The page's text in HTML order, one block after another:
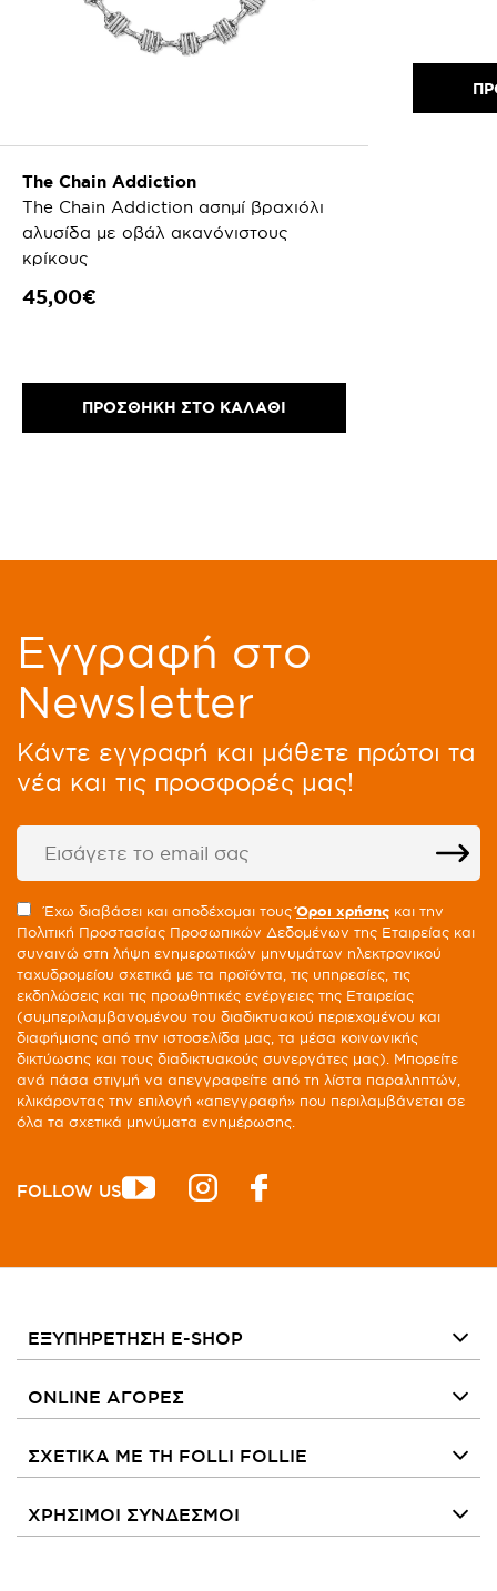
The Chain Addiction
The Chain Addiction ασημί βραχιόλι
αλυσίδα με οβάλ ακανόνιστους
κρίκους
45,00€
ΠΡΟΣΘΗΚΗ ΣΤΟ ΚΑΛΑΘΙ
Eγγραφή στο
Newsletter
Kάντε εγγραφή και μάθετε πρώτοι τα
νέα και τις προσφορές μας!
Έχω διαβάσει και αποδέχομαι τουςΌροι χρήσης και την
Πολιτική Προστασίας Προσωπικών Δεδομένων της Εταιρείας και
συναινώ στη λήψη ενημερωτικών μηνυμάτων ηλεκτρονικού
ταχυδρομείου σχετικά με τα προϊόντα, τις υπηρεσίες, τις
εκδηλώσεις και τις προωθητικές ενέργειες της Εταιρείας
(συμπεριλαμβανομένου του διαδικτυακού περιεχομένου και
διαφήμισης από την ιστοσελίδα μας, τα μέσα κοινωνικής
δικτύωσης και τους διαδικτυακούς συνεργάτες μας). Μπορείτε
ανά πάσα στιγμή να απεγγραφείτε από τη λίστα παραληπτών,
κλικάροντας την επιλογή «απεγγραφή» που περιλαμβάνεται σε
όλα τα σχετικά μηνύματα ενημέρωσης.
FOLLOW US
ΕΞΥΠΗΡΕΤΗΣΗ E-SHOP
ONLINE ΑΓΟΡΕΣ
ΣΧΕΤΙΚΑ ΜΕ ΤΗ FOLLI FOLLIE
ΧΡΗΣΙΜΟΙ ΣΥΝΔΕΣΜΟΙ